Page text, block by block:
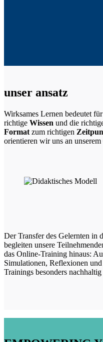
unser ansatz
Wirksames Lernen bedeutet
richtige Wissen und die
Format zum richtigen
orientieren wir uns an
Der Transfer des Gelernten in
begleiten unsere
das Online-Training hinaus:
Simulationen, Reflexionen
Trainings besonders